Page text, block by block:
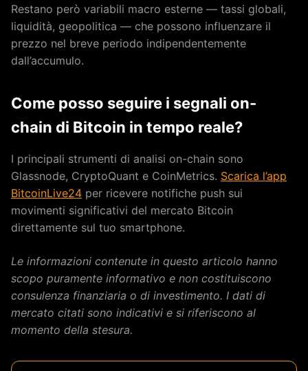
Restano però variabili macro esterne — tassi globali,
liquidità, geopolitica — che possono influenzare il
prezzo nel breve periodo indipendentemente
dall’accumulo.
Come posso seguire i segnali on-
chain di Bitcoin in tempo reale?
I principali strumenti di analisi on-chain sono
Glassnode, CryptoQuant e CoinMetrics. Scarica l’app
BitcoinLive24 per ricevere notifiche push sui
movimenti significativi del mercato Bitcoin
direttamente sul tuo smartphone.
Le informazioni contenute in questo articolo hanno
scopo puramente informativo e non costituiscono
consulenza finanziaria o di investimento. I dati di
mercato citati sono indicativi e si riferiscono al
momento della stesura.